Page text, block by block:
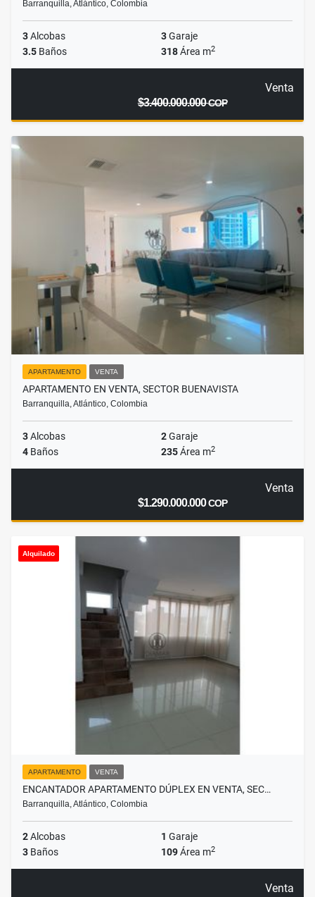
Barranquilla, Atlántico, Colombia
3Alcobas 3Garaje
3.5 Baños 318Área m2
Venta
$3.400.000.000COP
APARTAMENTO VENTA
APARTAMENTO EN VENTA, SECTOR BUENAVISTA
Barranquilla, Atlántico, Colombia
3Alcobas 2Garaje
4 Baños 235Área m2
Venta
$1.290.000.000COP
Alquilado
APARTAMENTO VENTA
ENCANTADOR APARTAMENTO DÚPLEX EN VENTA, SEC…
Barranquilla, Atlántico, Colombia
2Alcobas 1 Garaje
3 Baños 109Área m2
Venta